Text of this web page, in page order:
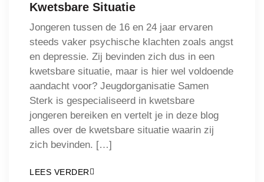
Kwetsbare Situatie
Jongeren tussen de 16 en 24 jaar ervaren
steeds vaker psychische klachten zoals angst
en depressie. Zij bevinden zich dus in een
kwetsbare situatie, maar is hier wel voldoende
aandacht voor? Jeugdorganisatie Samen
Sterk is gespecialiseerd in kwetsbare
jongeren bereiken en vertelt je in deze blog
alles over de kwetsbare situatie waarin zij
zich bevinden. […]
LEES VERDER